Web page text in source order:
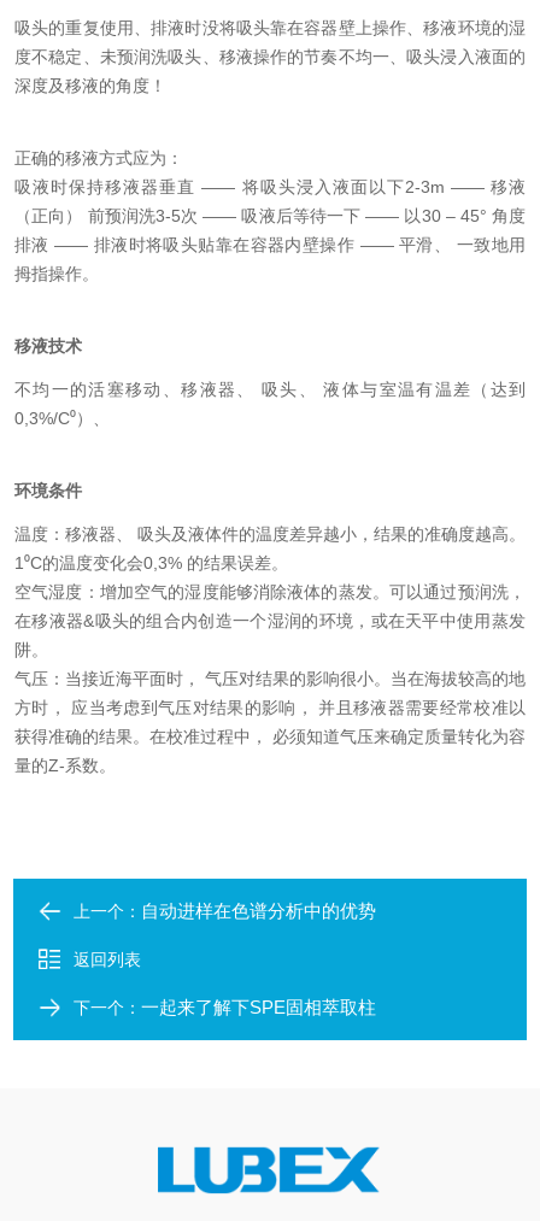
吸头的重复使用、排液时没将吸头靠在容器壁上操作、移液环境的湿
度不稳定、未预润洗吸头、移液操作的节奏不均一、吸头浸入液面的
深度及移液的角度！
正确的移液方式应为：
吸液时保持移液器垂直 —— 将吸头浸入液面以下2-3m —— 移液
（正向） 前预润洗3-5次 —— 吸液后等待一下 —— 以30 – 45° 角度
排液 —— 排液时将吸头贴靠在容器内壁操作 —— 平滑、 一致地用
拇指操作。
移液技术
不均一的活塞移动、移液器、 吸头、 液体与室温有温差（达到
0,3%/C⁰）、
环境条件
温度：移液器、 吸头及液体件的温度差异越小，结果的准确度越高。
1⁰C的温度变化会0,3% 的结果误差。
空气湿度：增加空气的湿度能够消除液体的蒸发。可以通过预润洗，
在移液器&吸头的组合内创造一个湿润的环境，或在天平中使用蒸发
阱。
气压：当接近海平面时， 气压对结果的影响很小。当在海拔较高的地
方时， 应当考虑到气压对结果的影响， 并且移液器需要经常校准以
获得准确的结果。在校准过程中， 必须知道气压来确定质量转化为容
量的Z-系数。
上一个： 自动进样在色谱分析中的优势
返回列表
下一个：一起来了解下SPE固相萃取柱